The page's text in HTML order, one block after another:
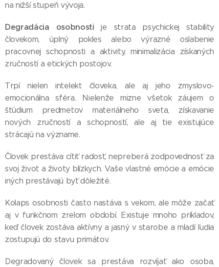
na nižší stupeň vývoja.
Degradácia osobnosti je strata psychickej stability
človekom, úplný pokles alebo výrazné oslabenie
pracovnej schopnosti a aktivity, minimalizácia získaných
zručností a etických postojov.
Trpí nielen intelekt človeka, ale aj jeho zmyslovo-
emocionálna sféra. Nielenže mizne všetok záujem o
štúdium predmetov materiálneho sveta, získavanie
nových zručností a schopností, ale aj tie existujúce
strácajú na význame.
Človek prestáva cítiť radosť, nepreberá zodpovednosť za
svoj život a životy blízkych. Vaše vlastné emócie a emócie
iných prestávajú byť dôležité.
Kolaps osobnosti často nastáva s vekom, ale môže začať
aj v funkčnom zrelom období. Existuje mnoho príkladov,
keď človek zostáva aktívny a jasný v starobe a mladí ľudia
zostupujú do stavu primátov.
Degradovaný človek sa prestáva rozvíjať ako osoba,